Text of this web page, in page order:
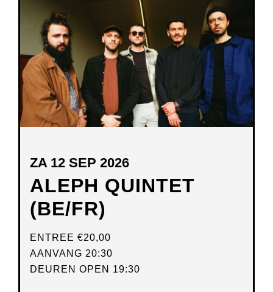
VENSTER
ALEPH QUINTET
(BE/FR)
ZA 12 SEP 2026
ENTREE €20,00
AANVANG 20:30
DEUREN OPEN 19:30